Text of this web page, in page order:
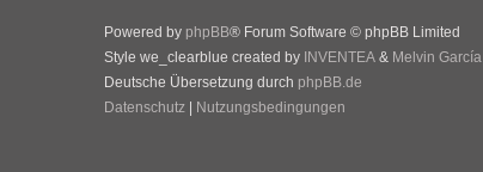
Powered by phpBB® Forum Software © phpBB Limited
Style we_clearblue created by INVENTEA & Melvin García
Deutsche Übersetzung durch phpBB.de
Datenschutz
Nutzungsbedingungen